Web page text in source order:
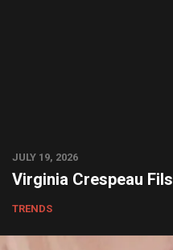
JULY 19, 2026
Virginia Crespeau Fils
TRENDS